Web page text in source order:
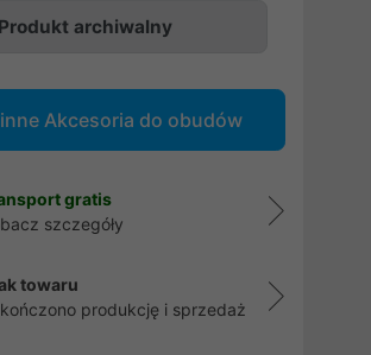
Produkt archiwalny
Akcesoria do obudów
gratis
szczegóły
towaru
produkcję i sprzedaż